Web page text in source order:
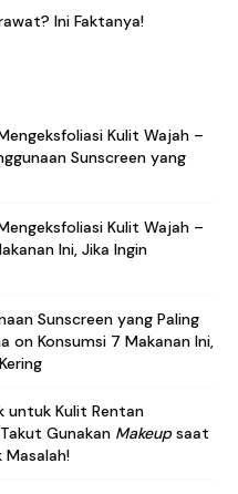
Ini Faktanya!
Kulit Wajah –
Sunscreen yang
Kulit Wajah –
Ini, Jika Ingin
Sunscreen yang Paling
on Konsumsi 7 Makanan Ini,
untuk Kulit Rentan
Takut Gunakan Makeupsaat